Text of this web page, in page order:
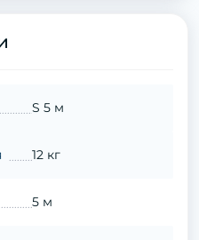
S 5 м
12 кг
5 м